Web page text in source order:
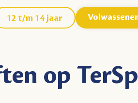
12 t/m 14 jaar
op